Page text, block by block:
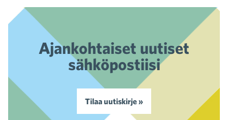
Ajankohtaiset uutiset
sähköpostiisi
Tilaa uutiskirje »